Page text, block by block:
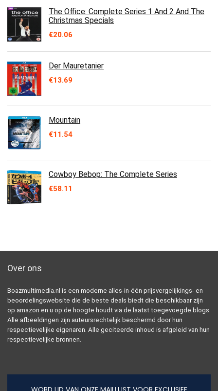
The Office: Complete Series 1 And 2 And The
Christmas Specials
€20.06
Der Mauretanier
€13.69
Mountain
€11.54
Cowboy Bebop: The Complete Series
€58.11
Over ons
Boazmultimedia.nl is een moderne alles-in-één prijsvergelijkings- en
beoordelingswebsite die de beste deals biedt die beschikbaar zijn
op amazon en u op de hoogte houdt via de laatst toegevoegde blogs.
Alle afbeeldingen zijn auteursrechtelijk beschermd door hun
respectievelijke eigenaren. Alle geciteerde inhoud is afgeleid van hun
respectievelijke bronnen.